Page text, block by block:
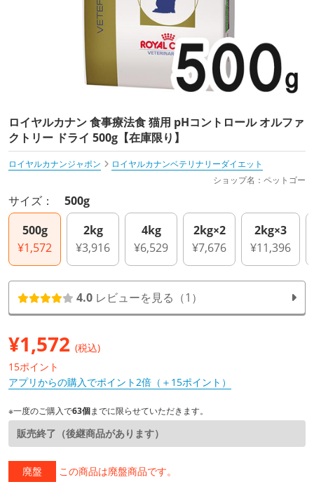
ロイヤルカナン 食事療法食 猫用 pHコントロール オルファ
クトリー ドライ 500g【在庫限り】
ロイヤルカナンジャポン
ロイヤルカナンベテリナリーダイエット
ショップ名：ペットゴー
サイズ： 500g
500g
¥1,572
2kg
¥3,916
4kg
¥6,529
2kg×2
¥7,676
2kg×3
¥11,396
4.0 レビューを見る（1）
¥1,572 (税込)
15ポイント
アプリからの購入でポイント2倍（＋15ポイント）
※一度のご購入で63個までに限らせていただきます。
販売終了（後継商品があります）
廃盤 この商品は廃盤商品です。